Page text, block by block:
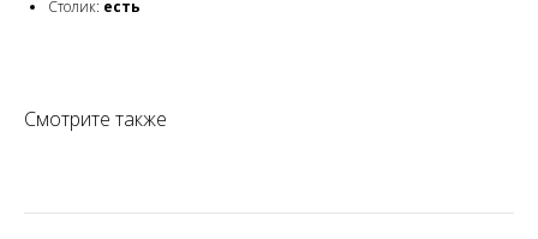
Столик: есть
Смотрите также